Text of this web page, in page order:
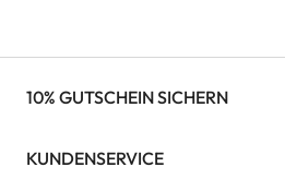
10% GUTSCHEIN SICHERN
KUNDENSERVICE